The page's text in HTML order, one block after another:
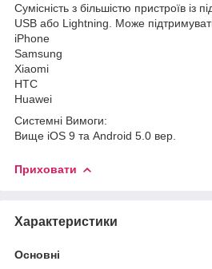
Сумісність з більшістю пристроїв із
USB або Lightning. Може
iPhone
Samsung
Xiaomi
HTC
Huawei
Системні Вимоги:
Вище iOS 9 та Android 5.0 вер.
Приховати
Характеристики
Основні